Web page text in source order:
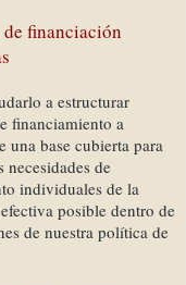
financiación
a estructurar
financiamiento a
una base cubierta para
necesidades de
individuales de la
posible dentro de
de nuestra política de